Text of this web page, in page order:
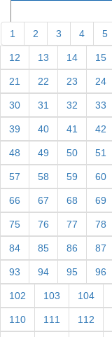
1 2 3 4 5
12 13 14 15
21 22 23 24
30 31 32 33
39 40 41 42
48 49 50 51
57 58 59 60
66 67 68 69
75 76 77 78
84 85 86 87
93 94 95 96
102 103 104
110 111 112